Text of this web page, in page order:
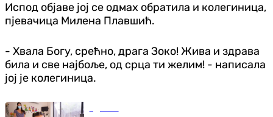
Испод објаве јој се одмах обратила и колегиница,
пјевачица Милена Плавшић.
- Хвала Богу, срећно, драга Зоко! Жива и здрава
била и све најбоље, од срца ти желим! - написала
јој је колегиница.